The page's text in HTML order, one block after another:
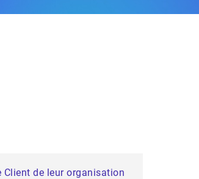
Client de leur organisation